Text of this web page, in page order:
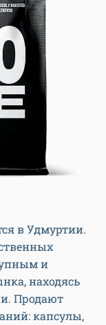
в Удмуртии.
и
находясь
Продают
капсулы,